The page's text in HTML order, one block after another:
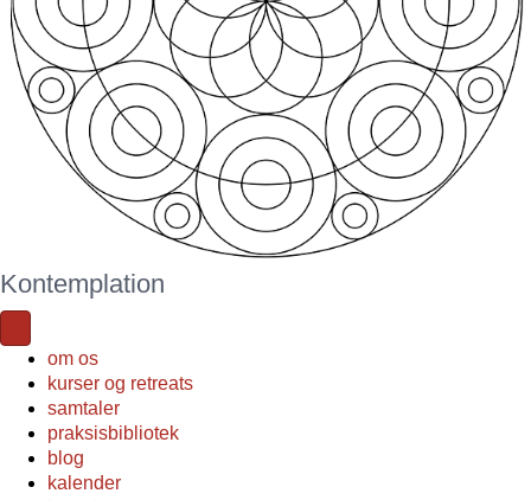
Kontemplation
om os
kurser og retreats
samtaler
praksisbibliotek
blog
kalender